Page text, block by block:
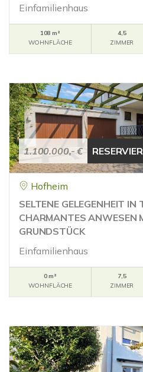
Einfamilienhaus
108 m²
WOHNFLÄCHE
4,5
ZIMMER
1.100.000,- €
Hofheim
SELTENE GELEGENHEIT IN
CHARMANTES ANWESEN
GRUNDSTÜCK
Einfamilienhaus
0 m²
WOHNFLÄCHE
7,5
ZIMMER